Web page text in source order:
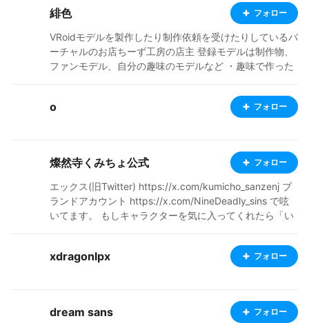
緋色 フォロー
VRoidモデルを製作したり制作依頼を受けたりしているバ
ーチャルのお店ちーず工房の店主 登録モデルは制作物、
ファンモデル、自分の趣味のモデルなど ・趣味で作った
ます。こちらも可能ならTwitterへリンクを貼っています
使用条件等は個々のモデルで異なります。
o フォロー
燦然寺くみちょ公式 フォロー
エックス(旧Twitter) https://x.com/kumicho_sanzenj ブ
ランドアカウント https://x.com/NineDeadly_sins で呟
いてます。 もしキャラクターを気に入ってくれたら「い
てshopも営業中 是非覗いてみてくだしゃんせ❤ https://
kumicho877.booth.pm/ EN X (formerly Twitter) https://
characters, a "Like" or a quick comment helps extend
my lifespan! (lol) My shop is also open on BOOTH. Plea
xdragonlpx フォロー
dream sans フォロー